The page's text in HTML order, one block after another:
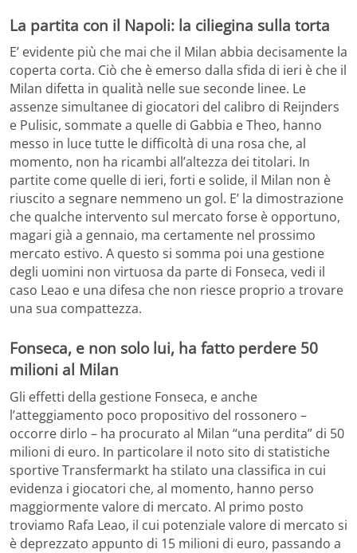
La partita con il Napoli: la ciliegina sulla torta
E’ evidente più che mai che il Milan abbia decisamente la
coperta corta. Ciò che è emerso dalla sfida di ieri è che il
Milan difetta in qualità nelle sue seconde linee. Le
assenze simultanee di giocatori del calibro di Reijnders
e Pulisic, sommate a quelle di Gabbia e Theo, hanno
messo in luce tutte le difficoltà di una rosa che, al
momento, non ha ricambi all’altezza dei titolari. In
partite come quelle di ieri, forti e solide, il Milan non è
riuscito a segnare nemmeno un gol. E’ la dimostrazione
che qualche intervento sul mercato forse è opportuno,
magari già a gennaio, ma certamente nel prossimo
mercato estivo. A questo si somma poi una gestione
degli uomini non virtuosa da parte di Fonseca, vedi il
caso Leao e una difesa che non riesce proprio a trovare
una sua compattezza.
Fonseca, e non solo lui, ha fatto perdere 50
milioni al Milan
Gli effetti della gestione Fonseca, e anche
l’atteggiamento poco propositivo del rossonero –
occorre dirlo – ha procurato al Milan “una perdita” di 50
milioni di euro. In particolare il noto sito di statistiche
sportive Transfermarkt ha stilato una classifica in cui
evidenza i giocatori che, al momento, hanno perso
maggiormente valore di mercato. Al primo posto
troviamo Rafa Leao, il cui potenziale valore di mercato si
è deprezzato appunto di 15 milioni di euro, passando a